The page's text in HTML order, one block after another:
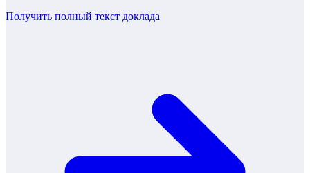
Получить полный текст доклада